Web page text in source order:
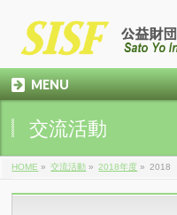
MENU
交流活動
HOME » 交流活動 » 2018年度 » 2018